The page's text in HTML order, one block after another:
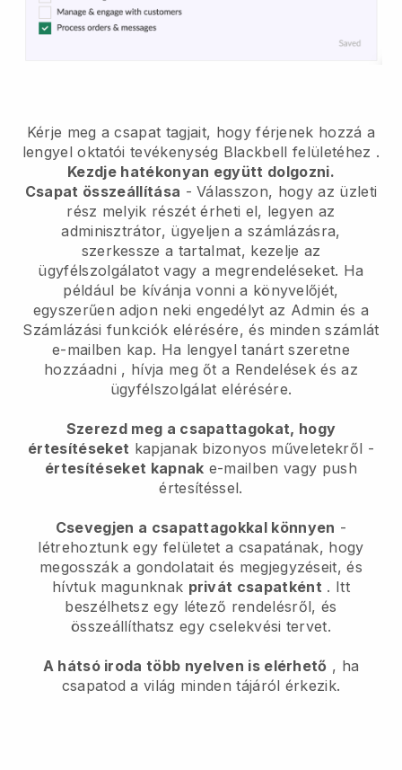
Kérje meg a csapat tagjait, hogy férjenek hozzá a
lengyel oktatói tevékenység Blackbell felületéhez .
Kezdje hatékonyan együtt dolgozni.
Csapat összeállítása - Válasszon, hogy az üzleti
rész melyik részét érheti el, legyen az
adminisztrátor, ügyeljen a számlázásra,
szerkessze a tartalmat, kezelje az
ügyfélszolgálatot vagy a megrendeléseket. Ha
például be kívánja vonni a könyvelőjét,
egyszerűen adjon neki engedélyt az Admin és a
Számlázási funkciók elérésére, és minden számlát
e-mailben kap. Ha lengyel tanárt szeretne
hozzáadni , hívja meg őt a Rendelések és az
ügyfélszolgálat elérésére.
Szerezd meg a csapattagokat, hogy
értesítéseket kapjanak bizonyos műveletekről -
értesítéseket kapnak e-mailben vagy push
értesítéssel.
Csevegjen a csapattagokkal könnyen -
létrehoztunk egy felületet a csapatának, hogy
megosszák a gondolatait és megjegyzéseit, és
hívtuk magunknak privát csapatként . Itt
beszélhetsz egy létező rendelésről, és
összeállíthatsz egy cselekvési tervet.
A hátsó iroda több nyelven is elérhető , ha
csapatod a világ minden tájáról érkezik.